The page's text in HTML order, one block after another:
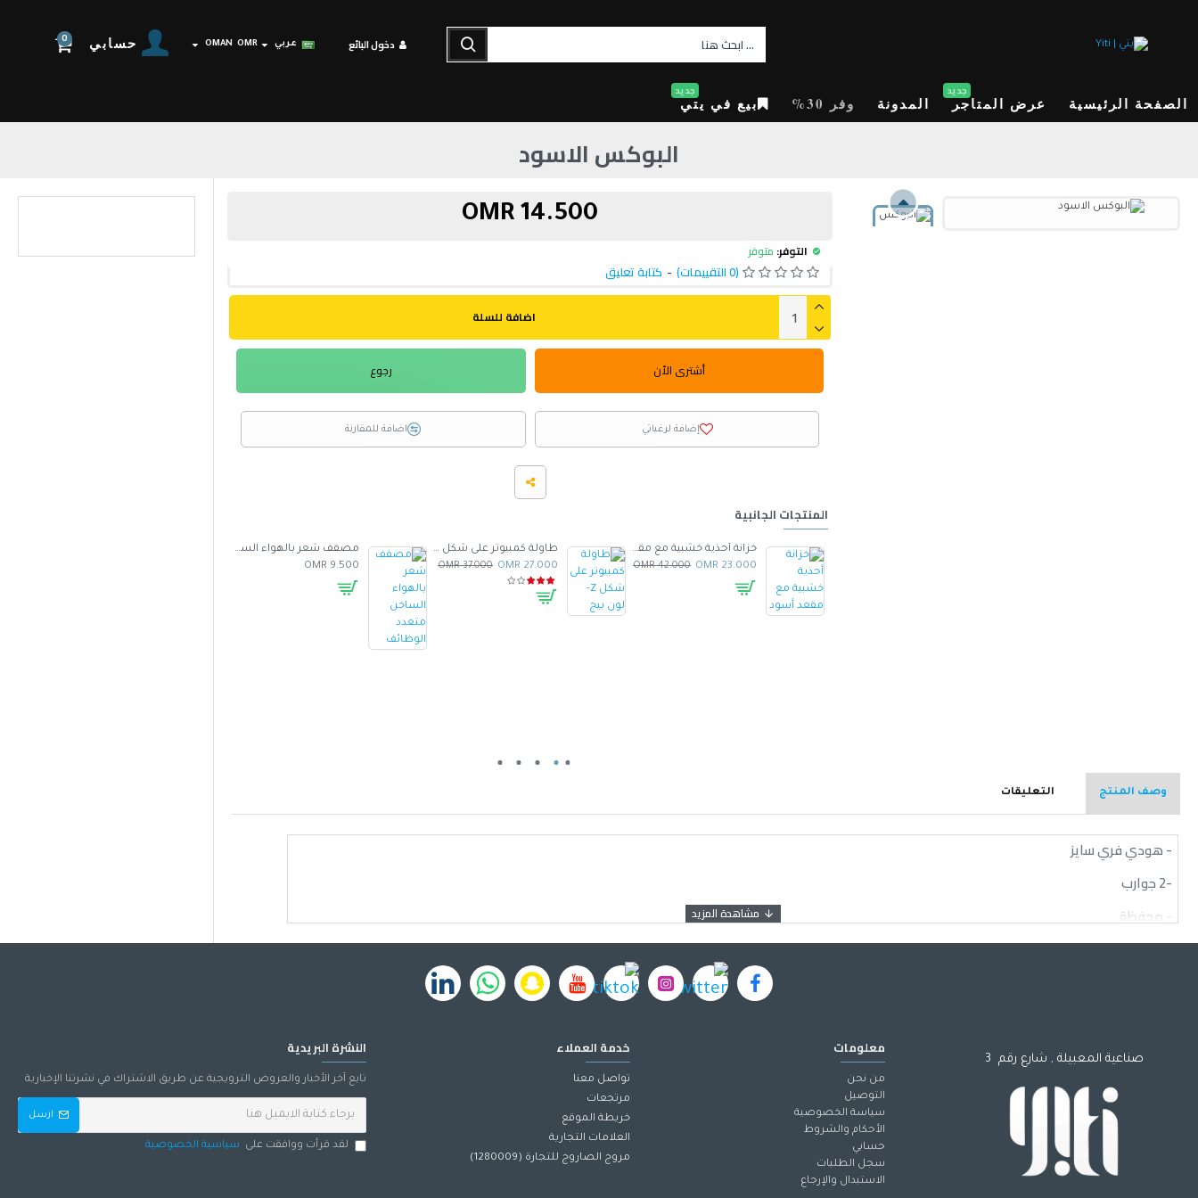
دخول البائع عربي OMR
OMAN حسابي 0
الصفحة الرئيسية عرض المتاجر
جديد
المدونة وفر 30% بيع في يتي
جديد
البوكس الاسود
التوفر: متوفر
(0 التقييمات) - كتابة تعليق
14.500 OMR
اضافة للسلة
أشترى الأن رجوع
إضافة لرغباتي اضافة للمقارنة
المنتجات الجانبية
خزانة أحذية خشبية مع مقعد أسود
23.000 OMR
42.000 OMR
طاولة كمبيوتر على شكل Z- لون بيج
27.000 OMR
37.000 OMR
مصفف شعر بالهواء الساخن متعدد الوظائف
9.500 OMR
وصف المنتج التعليقات
- هودي فري سايز
-2 جوارب
- محفظة
- قبعة
صناعية المعبيلة , شارع رقم 3
معلومات
من نحن
التوصيل
سياسة الخصوصية
الأحكام والشروط
حسابي
سجل الطلبات
الاستبدال والإرجاع
خدمة العملاء
تواصل معنا
مرتجعات
خريطة الموقع
العلامات التجارية
مروج الصاروج للتجارة (1280009)
النشرة البريدية
تابع آخر الأخبار والعروض الترويجية عن طريق الاشتراك في نشرتنا الإخبارية
ارسل
لقد قرأت ووافقت على سياسية الخصوصية